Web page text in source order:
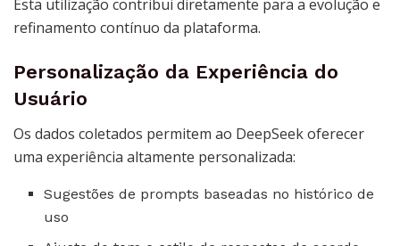
Esta utilização contribui diretamente para a evolução e
refinamento contínuo da plataforma.
Personalização da Experiência do
Usuário
Os dados coletados permitem ao DeepSeek oferecer
uma experiência altamente personalizada:
Sugestões de prompts baseadas no histórico de
uso